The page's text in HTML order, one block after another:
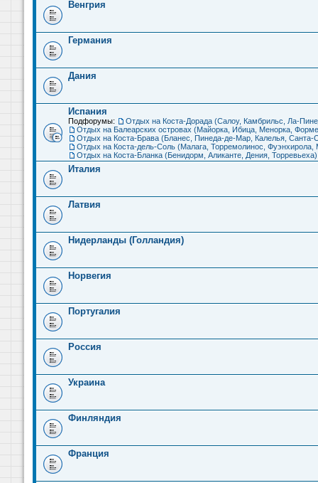
Венгрия
Германия
Дания
Испания
Подфорумы: Отдых на Коста-Дорада (Салоу, Камбрильс, Ла-
Отдых на Балеарских островах (Майорка, Ибица, Менорка,
Отдых на Коста-Брава (Бланес, Пинеда-де-Мар, Калелья, Санта-
Отдых на Коста-дель-Соль (Малага, Торремолинос, Фуэнхирола,
Отдых на Коста-Бланка (Бенидорм, Аликанте, Дения, Торревьеха)
Италия
Латвия
Нидерланды (Голландия)
Норвегия
Португалия
Россия
Украина
Финляндия
Франция